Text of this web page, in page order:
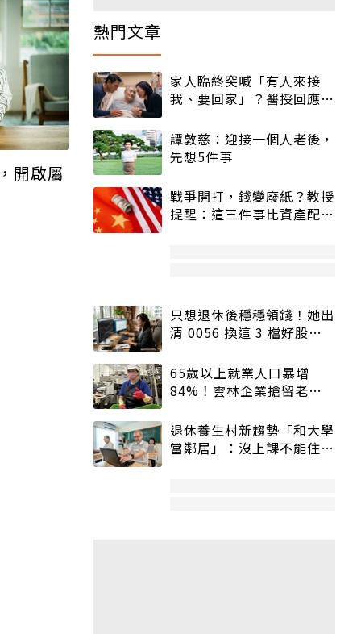
開啟屬
熱門文章
家人臨終突喊「有人來接
我、要回家」？醫授回應方
譚敦慈：迎接一個人老後，
先想5件事
戰爭開打，錢變廢紙？教授
提醒：這三件事比資產配置
只想退休後穩穩領錢！她出
清 0056 換這 3 檔好股：
65歲以上就業人口暴增
84%！雲林企業搶留老員
退休養生村新趨勢「和大學
當鄰居」：沒上課不能住、